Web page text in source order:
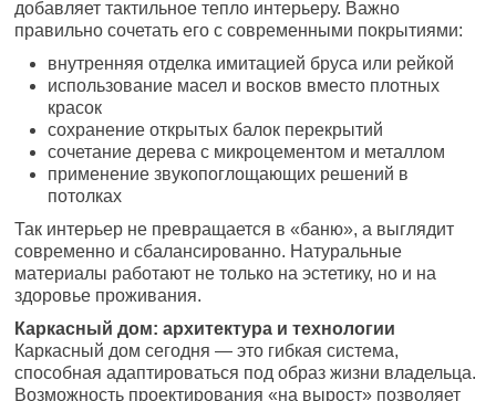
добавляет тактильное тепло интерьеру. Важно
правильно сочетать его с современными покрытиями:
внутренняя отделка имитацией бруса или рейкой
использование масел и восков вместо плотных
красок
сохранение открытых балок перекрытий
сочетание дерева с микроцементом и металлом
применение звукопоглощающих решений в
потолках
Так интерьер не превращается в «баню», а выглядит
современно и сбалансированно. Натуральные
материалы работают не только на эстетику, но и на
здоровье проживания.
Каркасный дом: архитектура и технологии
Каркасный дом сегодня — это гибкая система,
способная адаптироваться под образ жизни владельца.
Возможность проектирования «на вырост» позволяет